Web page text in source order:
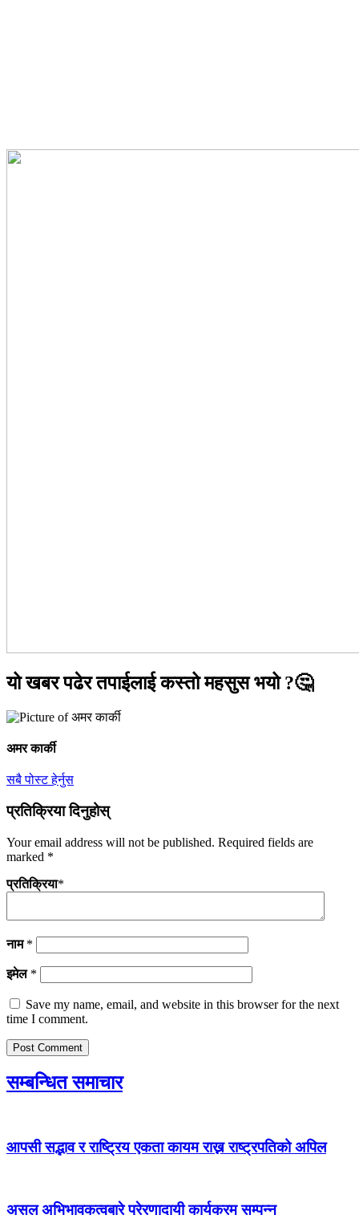
यो खबर पढेर तपाईलाई कस्तो महसुस भयो ?🤔
अमर कार्की
सबै पोस्ट हेर्नुस
प्रतिक्रिया दिनुहोस्
Your email address will not be published. Required fields are
marked *
प्रतिक्रिया*
नाम *
इमेल *
Save my name, email, and website in this browser for the next
time I comment.
सम्बन्धित समाचार
आपसी सद्भाव र राष्ट्रिय एकता कायम राख्न राष्ट्रपतिको अपिल
असल अभिभावकत्वबारे प्रेरणादायी कार्यक्रम सम्पन्न